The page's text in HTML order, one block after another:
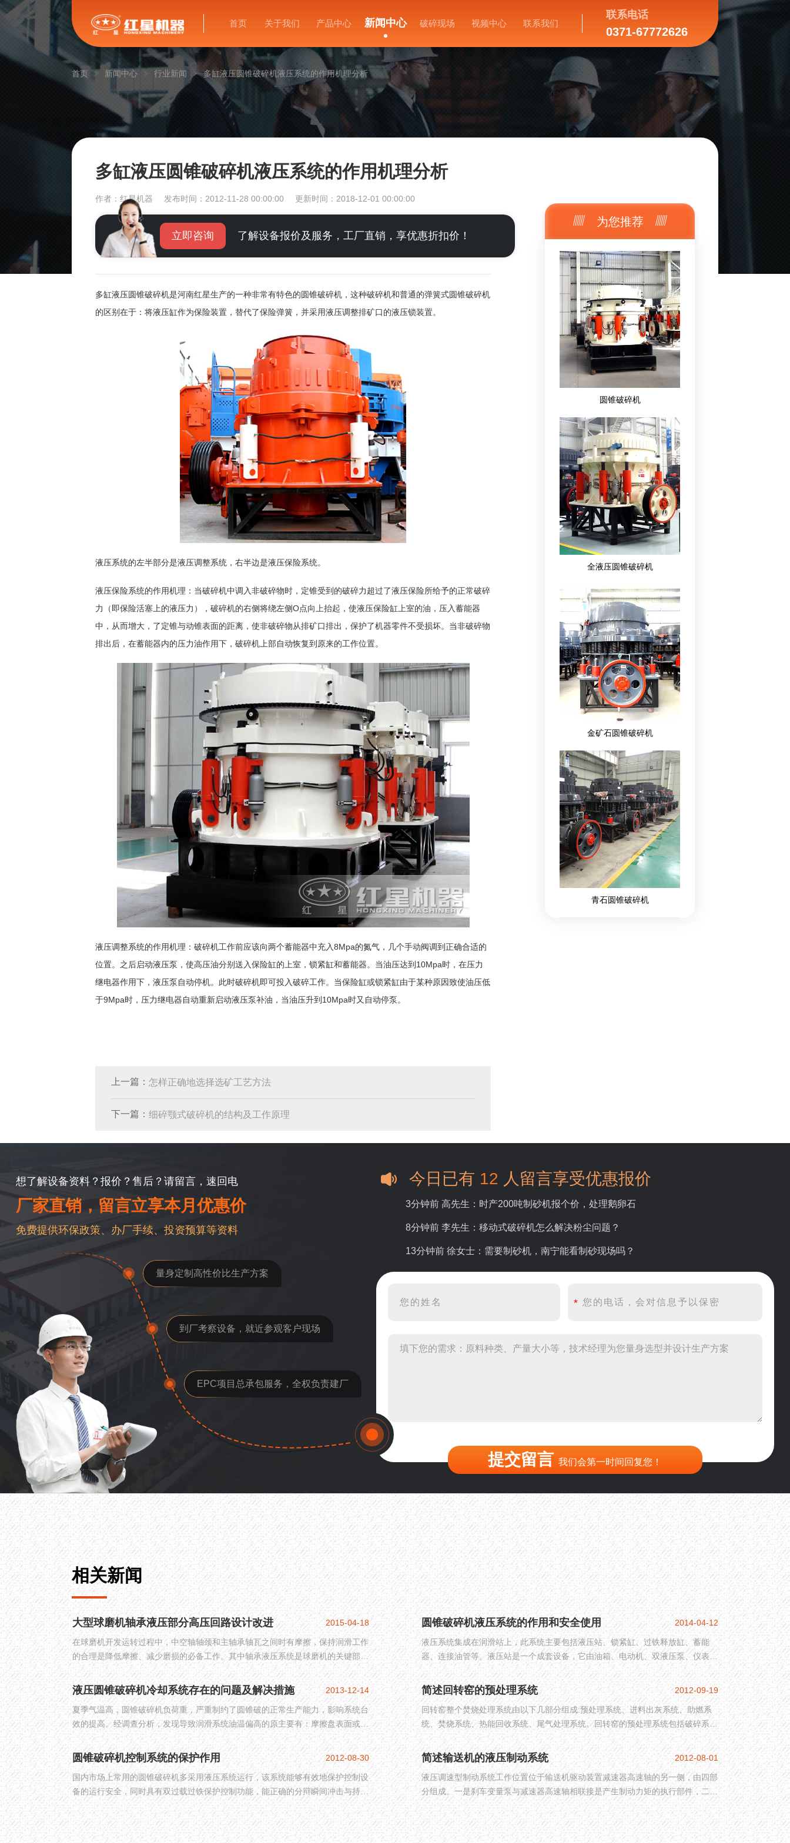
首页 关于我们 产品中心 新闻中心 破碎现场 视频中心 联系我们
联系电话
0371-67772626
首页 新闻中心 行业新闻 多缸液压圆锥破碎机液压系统的作用机理分析
多缸液压圆锥破碎机液压系统的作用机理分析
作者：红星机器 发布时间：2012-11-28 00:00:00 更新时间：2018-12-01 00:00:00
立即咨询 了解设备报价及服务，工厂直销，享优惠折扣价！
多缸液压圆锥破碎机是河南红星生产的一种非常有特色的圆锥破碎机，这种破碎机和普通的弹簧式圆锥破碎机
的区别在于：将液压缸作为保险装置，替代了保险弹簧，并采用液压调整排矿口的液压锁装置。
液压系统的左半部分是液压调整系统，右半边是液压保险系统。
液压保险系统的作用机理：当破碎机中调入非破碎物时，定锥受到的破碎力超过了液压保险所给予的正常破碎
力（即保险活塞上的液压力），破碎机的右侧将绕左侧O点向上抬起，使液压保险缸上室的油，压入蓄能器
中，从而增大，了定锥与动锥表面的距离，使非破碎物从排矿口排出，保护了机器零件不受损坏。当非破碎物
排出后，在蓄能器内的压力油作用下，破碎机上部自动恢复到原来的工作位置。
液压调整系统的作用机理：破碎机工作前应该向两个蓄能器中充入8Mpa的氮气，几个手动阀调到正确合适的
位置。之后启动液压泵，使高压油分别送入保险缸的上室，锁紧缸和蓄能器。当油压达到10Mpa时，在压力
继电器作用下，液压泵自动停机。此时破碎机即可投入破碎工作。当保险缸或锁紧缸由于某种原因致使油压低
于9Mpa时，压力继电器自动重新启动液压泵补油，当油压升到10Mpa时又自动停泵。
上一篇： 怎样正确地选择选矿工艺方法
下一篇： 细碎颚式破碎机的结构及工作原理
为您推荐
圆锥破碎机
全液压圆锥破碎机
金矿石圆锥破碎机
青石圆锥破碎机
想了解设备资料？报价？售后？请留言，速回电
厂家直销，留言立享本月优惠价
免费提供环保政策、办厂手续、投资预算等资料
量身定制高性价比生产方案
到厂考察设备，就近参观客户现场
EPC项目总承包服务，全权负责建厂
今日已有 12 人留言享受优惠报价
3分钟前 高先生：时产200吨制砂机报个价，处理鹅卵石
8分钟前 李先生：移动式破碎机怎么解决粉尘问题？
13分钟前 徐女士：需要制砂机，南宁能看制砂现场吗？
16分钟前 程先生：破碎生产线出个方案及报价，有什么售后服务？
22分钟前 郑女士：想了解时产500吨锤破，加工石灰石
36分钟前 罗先生：每小时100吨左右的鄂破和反击破，推荐下型号
提交留言 我们会第一时间回复您！
相关新闻
大型球磨机轴承液压部分高压回路设计改进
在球磨机开发运转过程中，中空轴轴颈和主轴承轴瓦之间时有摩擦，保持润滑工作
的合理是降低摩擦、减少磨损的必备工作。其中轴承液压系统是球磨机的关键部
件，其高压部分主要作用是提供给主轴承高压油，保证球磨机平稳运行。
2015-04-18 圆锥破碎机液压系统的作用和安全使用
液压系统集成在润滑站上，此系统主要包括液压站、锁紧缸、过铁释放缸、蓄能
器、连接油管等。液压站是一个成套设备，它由油箱、电动机、双液压泵、仪表、
压力开关、液压元件以及电控元件等组成。
2014-04-12
液压圆锥破碎机冷却系统存在的问题及解决措施
夏季气温高，圆锥破碎机负荷重，严重制约了圆锥破的正常生产能力，影响系统台
效的提高。经调查分析，发现导致润滑系统油温偏高的原主要有：摩擦盘表面或油
槽异常磨损；润滑油油质不符合要求；冷却系统未起到冷却作用；润滑油流量偏
少。针对上述原因，可采取下面的解决措施：
2013-12-14 简述回转窑的预处理系统
回转窑整个焚烧处理系统由以下几部分组成:预处理系统、进料出灰系统、助燃系
统、焚烧系统、热能回收系统、尾气处理系统。回转窑的预处理系统包括破碎系
统、干燥系统和配料系统。
2012-09-19
圆锥破碎机控制系统的保护作用
国内市场上常用的圆锥破碎机多采用液压系统运行，该系统能够有效地保护控制设
备的运行安全，同时具有双过载过铁保护控制功能，能正确的分辩瞬间冲击与持续
超载，具有液压卸荷过铁保护控制功能。
2012-08-30 简述输送机的液压制动系统
液压调速型制动系统工作位置位于输送机驱动装置减速器高速轴的另一侧，由四部
分组成。一是刹车变量泵与减速器高速轴相联接是产生制动力矩的执行部件，二是
加载部分，三是散热油箱，四是控制部分
2012-08-01